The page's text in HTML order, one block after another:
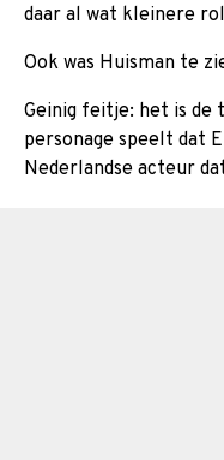
daar al wat kleinere
Ook was Huisman te
Geinig feitje: het is de
personage speelt dat
Nederlandse acteur